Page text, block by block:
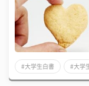
#大学生白書 #大学